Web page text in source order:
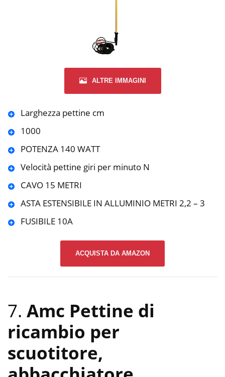
ALTRE IMMAGINI
Larghezza pettine cm
1000
POTENZA 140 WATT
Velocità pettine giri per minuto N
CAVO 15 METRI
ASTA ESTENSIBILE IN ALLUMINIO METRI 2,2 – 3
FUSIBILE 10A
ACQUISTA DA AMAZON
7. Amc Pettine di
ricambio per
scuotitore,